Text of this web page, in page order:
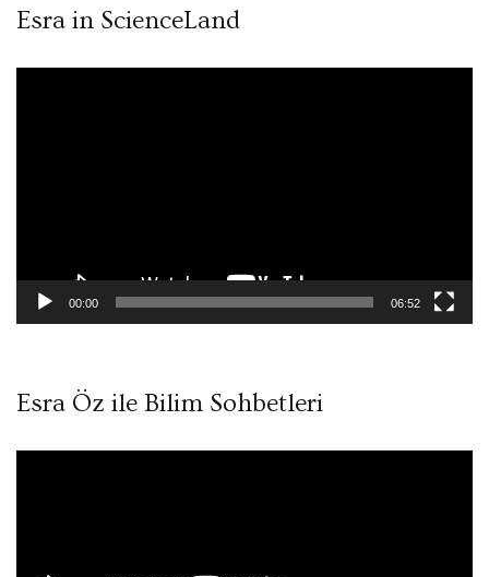
Esra in ScienceLand
00:00 06:52
Esra Öz ile Bilim Sohbetleri